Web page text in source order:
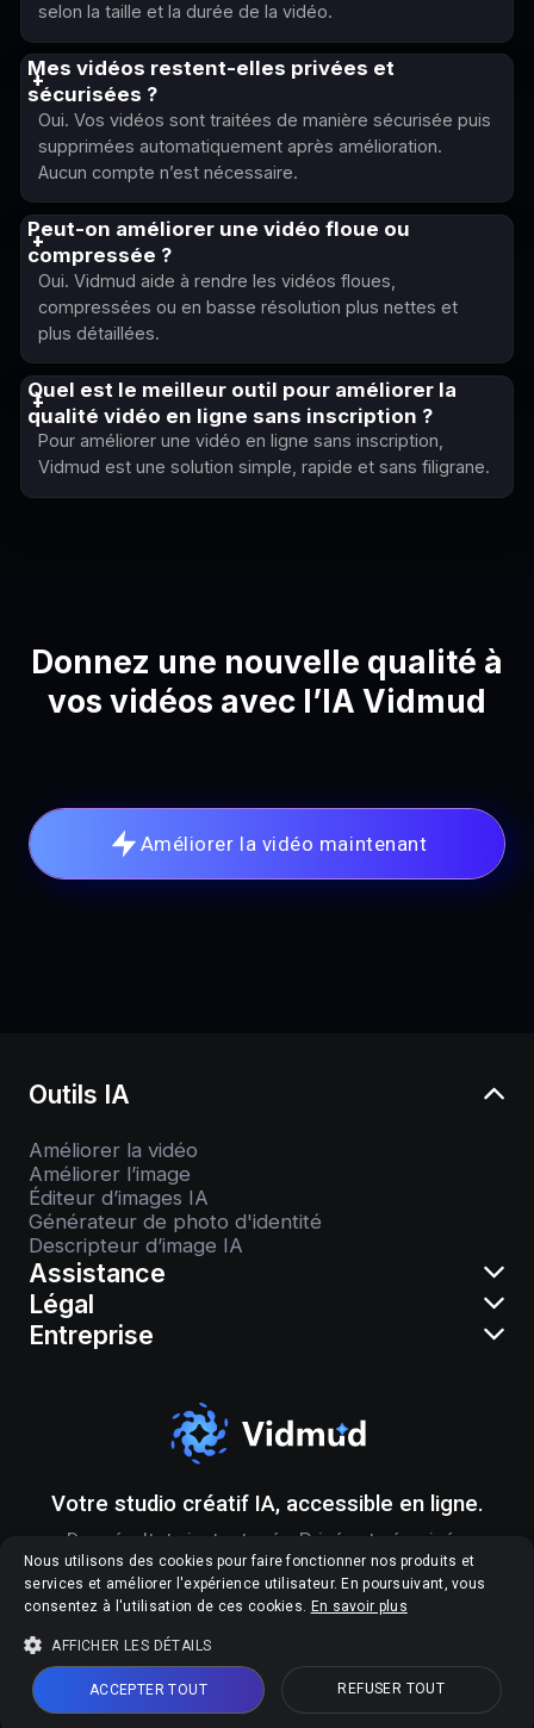
selon la taille et la durée de la vidéo.
Mes vidéos restent-elles privées et
sécurisées ?
Oui. Vos vidéos sont traitées de manière sécurisée puis
supprimées automatiquement après amélioration.
Aucun compte n’est nécessaire.
Peut-on améliorer une vidéo floue ou
compressée ?
Oui. Vidmud aide à rendre les vidéos floues,
compressées ou en basse résolution plus nettes et
plus détaillées.
Quel est le meilleur outil pour améliorer la
qualité vidéo en ligne sans inscription ?
Pour améliorer une vidéo en ligne sans inscription,
Vidmud est une solution simple, rapide et sans filigrane.
Donnez une nouvelle qualité à
vos vidéos avec l’IA Vidmud
Améliorer la vidéo maintenant
Votre studio créatif IA, accessible en ligne.
Des résultats instantanés. Privés et sécurisés.
Outils IA
Améliorer la vidéo
Améliorer l’image
Éditeur d’images IA
Générateur de photo d'identité
Descripteur d’image IA
Assistance
Légal
Entreprise
©2026, Vidmud. Tous droits réservés.
Nous utilisons des cookies pour faire fonctionner nos produits et
services et améliorer l'expérience utilisateur. En poursuivant, vous
consentez à l'utilisation de ces cookies. En savoir plus
AFFICHER LES DÉTAILS
ACCEPTER TOUT REFUSER TOUT